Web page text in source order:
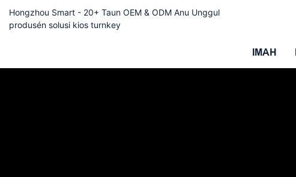
Hongzhou Smart - 20+ Taun OEM & ODM Anu Unggul
produsén solusi kios turnkey
IMAH